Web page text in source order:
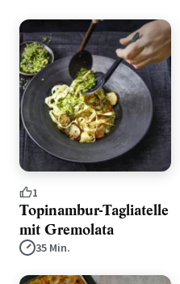
1
Topinambur-Tagliatelle
mit Gremolata
35 Min.